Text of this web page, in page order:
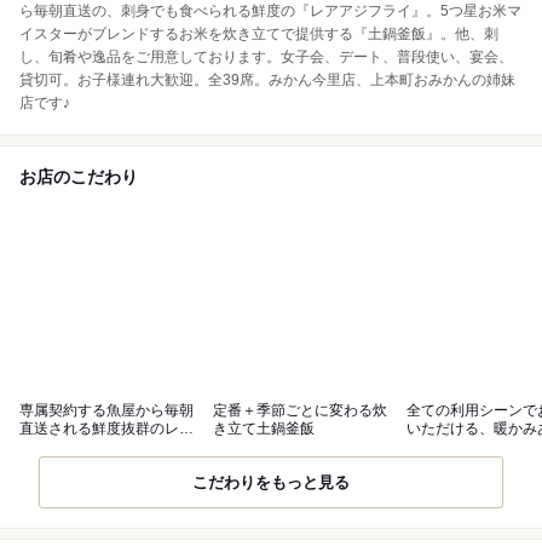
ら毎朝直送の、刺身でも食べられる鮮度の『レアアジフライ』。5つ星お米マ
イスターがブレンドするお米を炊き立てで提供する『土鍋釜飯』。他、刺
し、旬肴や逸品をご用意しております。女子会、デート、普段使い、宴会、
貸切可。お子様連れ大歓迎。全39席。みかん今里店、上本町おみかんの姉妹
店です♪
お店のこだわり
専属契約する魚屋から毎朝
直送される鮮度抜群のレア
定番＋季節ごとに変わる炊
き立て土鍋釜飯
全ての利用シーンで
いただける、暖かみ
こだわりをもっと見る